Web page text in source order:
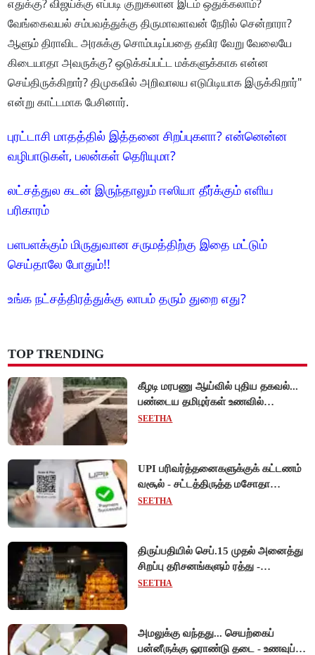
எதுக்கு? விஜய்க்கு எப்படி குறுகலான இடம் ஒதுக்கலாம்?
வேங்கைவயல் சம்பவத்துக்கு திருமாவளவன் நேரில் சென்றாரா?
ஆளும் திராவிட அரசுக்கு சொம்படிப்பதை தவிர வேறு வேலையே
கிடையாதா அவருக்கு? ஒடுக்கப்பட்ட மக்களுக்காக என்ன
செய்திருக்கிறார்? திமுகவில் அறிவாலய எடுபிடியாக இருக்கிறார்"
என்று காட்டமாக பேசினார்.
புரட்டாசி மாதத்தில் இத்தனை சிறப்புகளா? என்னென்ன
வழிபாடுகள், பலன்கள் தெரியுமா?
லட்சத்துல கடன் இருந்தாலும் ஈஸியா தீர்க்கும் எளிய
பரிகாரம்
பளபளக்கும் மிருதுவான சருமத்திற்கு இதை மட்டும்
செய்தாலே போதும்!!
உங்க நட்சத்திரத்துக்கு லாபம் தரும் துறை எது?
TOP TRENDING
கீழடி மரபணு ஆய்வில் புதிய தகவல்...
பண்டைய தமிழர்கள் உணவில்
அதிகளவு இறைச்சி பயன்பாடு!
SEETHA
UPI பரிவர்த்தனைகளுக்குக் கட்டணம்
வசூல் - சட்டத்திருத்த மசோதா
நிறைவேற்றம்!
SEETHA
திருப்பதியில் செப்.15 முதல் அனைத்து
சிறப்பு தரிசனங்களும் ரத்து -
பிரம்மோற்சவத்திற்கான ஏற்பாடுகள்
SEETHA
அமலுக்கு வந்தது... செயற்கைப்
பன்னீருக்கு ஓராண்டு தடை - உணவுப்